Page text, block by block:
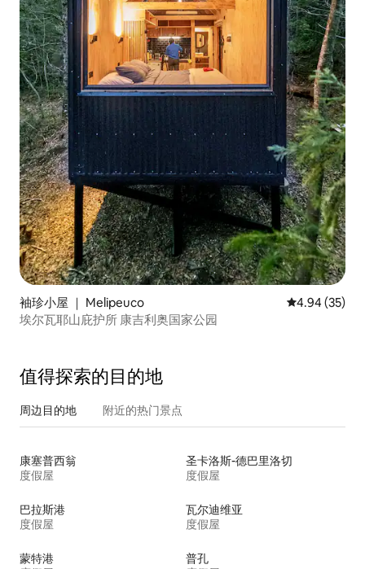
袖珍小屋 ｜ Melipeuco 平均评分
4.94 (35)
埃尔瓦耶山庇护所 康吉利奥国家公园
值得探索的目的地
周边目的地 附近的热门景点
康塞普西翁
度假屋
圣卡洛斯-德巴里洛切
度假屋
巴拉斯港
度假屋
瓦尔迪维亚
度假屋
蒙特港
普孔